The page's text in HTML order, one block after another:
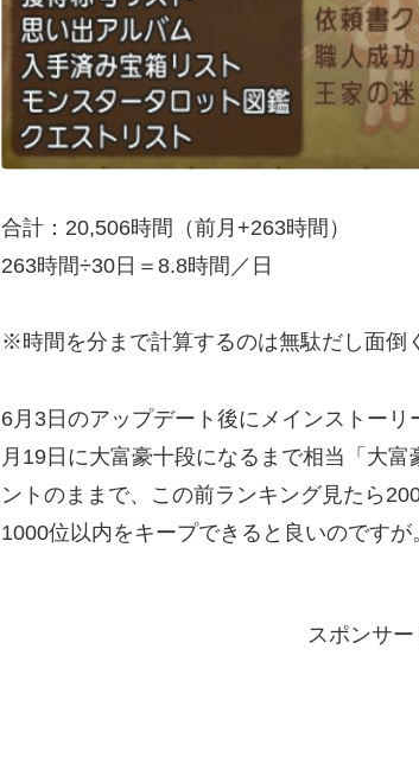
合計：20,506時間（前月+263時間）
263時間÷30日＝8.8時間／日
※時間を分まで計算するのは無駄だし面倒
6月3日のアップデート後にメインストー
月19日に大富豪十段になるまで相当「大
ントのままで、この前ランキング見たら
1000位以内をキープできると良いのですが
スポンサー